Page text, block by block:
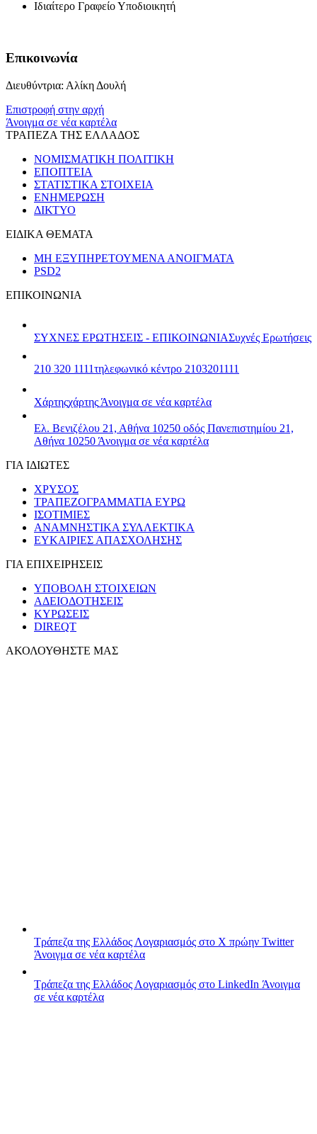
Ιδιαίτερο Γραφείο Υποδιοικητή
Επικοινωνία
Διευθύντρια: Αλίκη Δουλή
Επιστροφή στην αρχή
Άνοιγμα σε νέα καρτέλα
ΤΡΑΠΕΖΑ ΤΗΣ ΕΛΛΑΔΟΣ
ΝΟΜΙΣΜΑΤΙΚΗ ΠΟΛΙΤΙΚΗ
ΕΠΟΠΤΕΙΑ
ΣΤΑΤΙΣΤΙΚΑ ΣΤΟΙΧΕΙΑ
ΕΝΗΜΕΡΩΣΗ
ΔΙΚΤΥΟ
ΕΙΔΙΚΑ ΘΕΜΑΤΑ
ΜΗ ΕΞΥΠΗΡΕΤΟΥΜΕΝΑ ΑΝΟΙΓΜΑΤΑ
PSD2
ΕΠΙΚΟΙΝΩΝΙΑ
ΣΥΧΝΕΣ ΕΡΩΤΗΣΕΙΣ - ΕΠΙΚΟΙΝΩΝΙΑΣυχνές Ερωτήσεις
210 320 1111τηλεφωνικό κέντρο 2103201111
Χάρτηςχάρτης Άνοιγμα σε νέα καρτέλα
Ελ. Βενιζέλου 21, Αθήνα 10250 οδός Πανεπιστημίου 21,
Αθήνα 10250 Άνοιγμα σε νέα καρτέλα
ΓΙΑ ΙΔΙΩΤΕΣ
ΧΡΥΣΟΣ
ΤΡΑΠΕΖΟΓΡΑΜΜΑΤΙΑ ΕΥΡΩ
ΙΣΟΤΙΜΙΕΣ
ΑΝΑΜΝΗΣΤΙΚΑ ΣΥΛΛΕΚΤΙΚΑ
ΕΥΚΑΙΡΙΕΣ ΑΠΑΣΧΟΛΗΣΗΣ
ΓΙΑ ΕΠΙΧΕΙΡΗΣΕΙΣ
ΥΠΟΒΟΛΗ ΣΤΟΙΧΕΙΩΝ
ΑΔΕΙΟΔΟΤΗΣΕΙΣ
ΚΥΡΩΣΕΙΣ
DIREQT
ΑΚΟΛΟΥΘΗΣΤΕ ΜΑΣ
Τράπεζα της Ελλάδος Λογαριασμός στο X πρώην Twitter
Άνοιγμα σε νέα καρτέλα
Τράπεζα της Ελλάδος Λογαριασμός στο LinkedIn Άνοιγμα
σε νέα καρτέλα